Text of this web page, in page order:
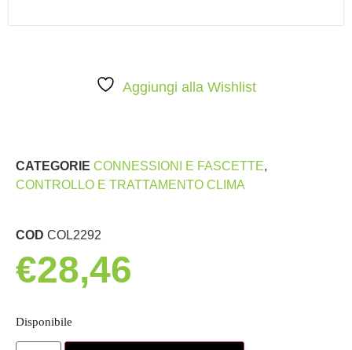
Aggiungi alla Wishlist
CATEGORIE CONNESSIONI E FASCETTE,
CONTROLLO E TRATTAMENTO CLIMA
COD COL2292
€28,46
Disponibile